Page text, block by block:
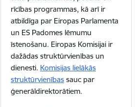
rīcības programmas, kā arī ir
atbildīga par Eiropas Parlamenta
un ES Padomes lēmumu
īstenošanu. Eiropas Komisijai ir
dažādas struktūrvienības un
dienesti. Komisijas lielākās
struktūrvienības sauc par
ģenerāldirektorātiem.